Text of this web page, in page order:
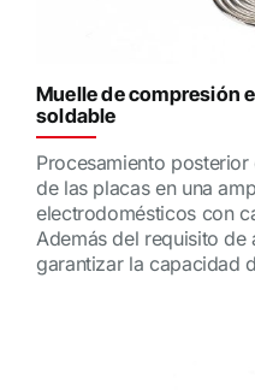
Muelle de compresión
soldable
Procesamiento
de las placas en una
electrodomésticos con
Además del requisito
garantizar la capacidad